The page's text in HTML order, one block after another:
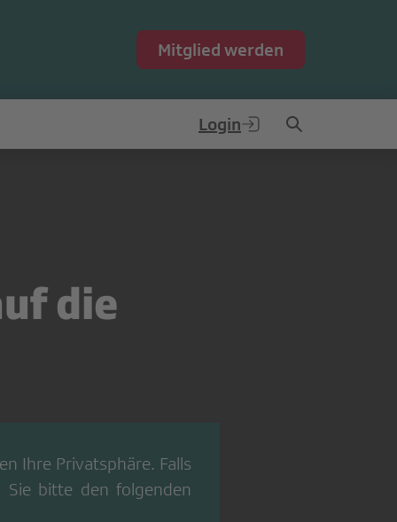
Mitglied werden
Login
die
Ihre Privatsphäre. Falls
Sie bitte den folgenden